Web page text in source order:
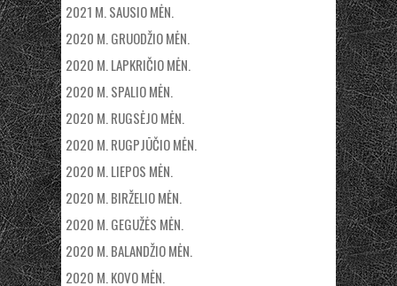
2021 M. SAUSIO MĖN.
2020 M. GRUODŽIO MĖN.
2020 M. LAPKRIČIO MĖN.
2020 M. SPALIO MĖN.
2020 M. RUGSĖJO MĖN.
2020 M. RUGPJŪČIO MĖN.
2020 M. LIEPOS MĖN.
2020 M. BIRŽELIO MĖN.
2020 M. GEGUŽĖS MĖN.
2020 M. BALANDŽIO MĖN.
2020 M. KOVO MĖN.